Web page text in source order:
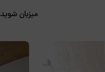
میزبان شوید